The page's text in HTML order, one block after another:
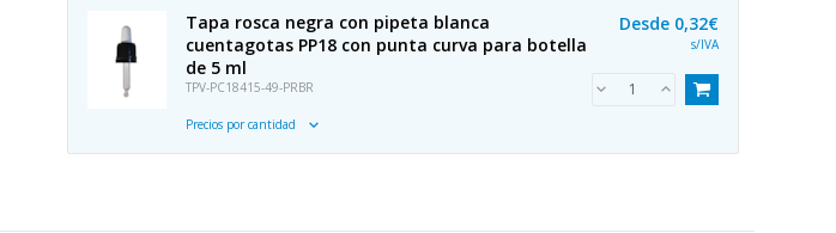
Tapa rosca negra con pipeta blanca
cuentagotas PP18 con punta curva para botella
de 5 ml
TPV-PC18415-49-PRBR
Precios por cantidad
Desde 0,32€
s/IVA